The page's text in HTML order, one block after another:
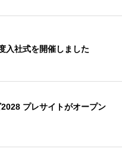
入社式を開催しました
2028 プレサイトがオープン